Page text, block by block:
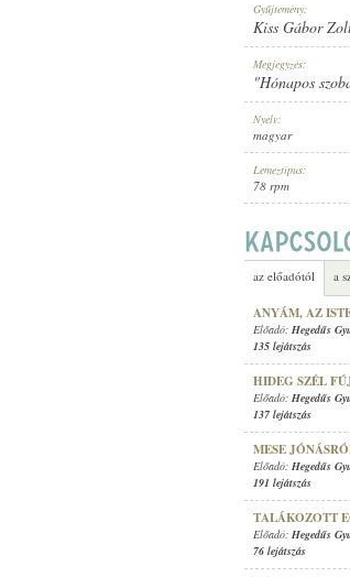
ELŐADÓ:
1170
Gyűjtemény:
Kiss Gábor
Megjegyzés:
"Hónapos
Nyelv:
magyar
Lemeztípus:
78 rpm
az előadótól a
ANYÁM, AZ
Előadó: Hegedűs
135 lejátszás
HIDEG SZÉL
Előadó: Hegedűs
137 lejátszás
MESE
Előadó: Hegedűs
191 lejátszás
TALÁKOZOTT
Előadó: Hegedűs
76 lejátszás